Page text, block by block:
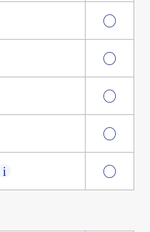
○
○
○
○
○